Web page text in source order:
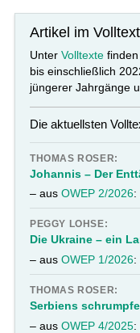
Artikel im
UnterVolltexte
bis einschließlich
jüngerer Jahrgänge
Die aktuellsten
THOMAS ROSER:
Johannis – Der
– ausOWEP 2/2026:
PEGGY LOHSE:
Die Ukraine – ein
– ausOWEP 1/2026:
THOMAS ROSER:
Serbiens
– ausOWEP 4/2025: